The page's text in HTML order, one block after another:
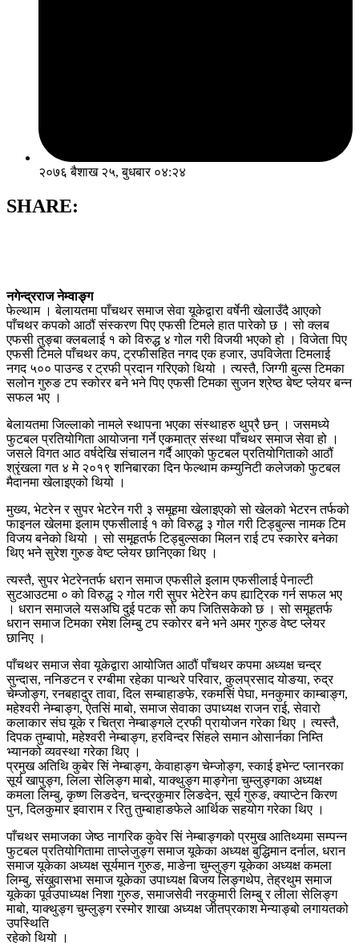
२०७६ बैशाख २५, बुधबार ०४:२४
SHARE:
नगेन्द्रराज नेम्वाङ्ग
फेल्थाम । बेलायतमा पाँचथर समाज सेवा यूकेद्वारा वर्षेनी खेलाउँदै आएको
पाँचथर कपको आठौं संस्करण पिए एफसी टिमले हात पारेको छ । सो क्लब
एफसी तुङ्बा क्लबलाई १ को विरुद्ध ४ गोल गरी विजयी भएको हो । विजेता पिए
एफसी टिमले पाँचथर कप, ट्रफीसहित नगद एक हजार, उपविजेता टिमलाई
नगद ५०० पाउन्ड र ट्रफी प्रदान गरिएको थियो । त्यस्तै, जिग्गी बुल्स टिमका
सलोन गुरुङ टप स्कोरर बने भने पिए एफसी टिमका सुजन श्रेष्ठ बेष्ट प्लेयर बन्न
सफल भए ।
बेलायतमा जिल्लाको नामले स्थापना भएका संस्थाहरु थुप्रै छन् । जसमध्ये
फुटबल प्रतियोगिता आयोजना गर्ने एकमात्र संस्था पाँचथर समाज सेवा हो ।
जसले विगत आठ वर्षदेखि संचालन गर्दै आएको फुटबल प्रतियोगिताको आठौं
श्रृंखला गत ४ मे २०१९ शनिबारका दिन फेल्थाम कम्युनिटी कलेजको फुटबल
मैदानमा खेलाइएको थियो ।
मुख्य, भेटरेन र सुपर भेटरेन गरी ३ समूहमा खेलाइएको सो खेलको भेटरन तर्फको
फाइनल खेलमा इलाम एफसीलाई १ को विरुद्ध ३ गोल गरी टिड्बुल्स नामक टिम
विजय बनेको थियो । सो समूहतर्फ टिड्बुल्सका मिलन राई टप स्कारेर बनेका
थिए भने सुरेश गुरुङ वेष्ट प्लेयर छानिएका थिए ।
त्यस्तै, सुपर भेटरेनतर्फ धरान समाज एफसीले इलाम एफसीलाई पेनाल्टी
सुटआउटमा ० को विरुद्ध २ गोल गरी सुपर भेटेरेन कप ह्याट्रिक गर्न सफल भए
। धरान समाजले यसअघि दुई पटक सो कप जितिसकेको छ । सो समूहतर्फ
धरान समाज टिमका रमेश लिम्बु टप स्कोरर बने भने अमर गुरुङ वेष्ट प्लेयर
छानिए ।
पाँचथर समाज सेवा यूकेद्वारा आयोजित आठौं पाँचथर कपमा अध्यक्ष चन्द्र
सुन्दास, ननिङटन र रग्बीमा रहेका पान्थरे परिवार, कुलप्रसाद योङया, रुद्र
चेम्जोङ्ग, रनबहादुर तावा, दिल सम्बाहाङफे, रकमसिं पेघा, मनकुमार काम्बाङ्ग,
महेश्वरी नेम्बाङ्ग, ऐतसिं माबो, समाज सेवाका उपाध्यक्ष राजन राई, सेवारो
कलाकार संघ यूके र चित्रा नेम्बाङ्गले ट्रफी प्रायोजन गरेका थिए । त्यस्तै,
दिपक तुम्बापो, महेश्वरी नेम्बाङ्ग, हरविन्दर सिंहले समान ओसार्नका निम्ति
भ्यानको व्यवस्था गरेका थिए ।
प्रमुख अतिथि कुबेर सिं नेम्बाङ्ग, केवाहाङ्ग चेम्जोङ्ग, स्काई इभेन्ट प्लानरका
सूर्य खापुङ्ग, लिला सेलिङ्ग माबो, याक्थुङ्ग माङ्गेना चुम्लुङ्गका अध्यक्ष
कमला लिम्बु, कृष्ण लिङदेन, चन्द्रकुमार लिङदेन, सूर्य गुरुङ, क्याप्टेन किरण
पुन, दिलकुमार इवाराम र रितु तुम्बाहाङफेले आर्थिक सहयोग गरेका थिए ।
पाँचथर समाजका जेष्ठ नागरिक कुवेर सिं नेम्बाङ्गको प्रमुख आतिथ्यमा सम्पन्न
फुटबल प्रतियोगितामा ताप्लेजुङ्ग समाज यूकेका अध्यक्ष बुद्धिमान दर्नाल, धरान
समाज यूकेका अध्यक्ष सूर्यमान गुरुङ, माङेना चुम्लुङ्ग यूकेका अध्यक्ष कमला
लिम्बु, संखुवासभा समाज यूकेका उपाध्यक्ष बिजय लिङ्गथेप, तेह्रथुम समाज
यूकेका पूर्वउपाध्यक्ष निशा गुरुङ, समाजसेवी नरकुमारी लिम्बु र लीला सेलिङ्ग
माबो, याक्थुङ्ग चुम्लुङ्ग रस्मोर शाखा अध्यक्ष जीतप्रकाश मेन्याङ्बो लगायतको
उपस्थिति
रहेको थियो ।